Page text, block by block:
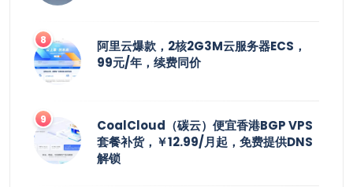
阿里云爆款，2核2G3M云服务器ECS，
99元/年，续费同价
CoalCloud（碳云）便宜香港BGP VPS
套餐补货，￥12.99/月起，免费提供DNS
解锁